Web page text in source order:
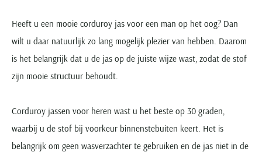
Heeft u een mooie corduroy jas voor een man op het oog? Dan
wilt u daar natuurlijk zo lang mogelijk plezier van hebben. Daarom
is het belangrijk dat u de jas op de juiste wijze wast, zodat de stof
zijn mooie structuur behoudt.
Corduroy jassen voor heren wast u het beste op 30 graden,
waarbij u de stof bij voorkeur binnenstebuiten keert. Het is
belangrijk om geen wasverzachter te gebruiken en de jas niet in de